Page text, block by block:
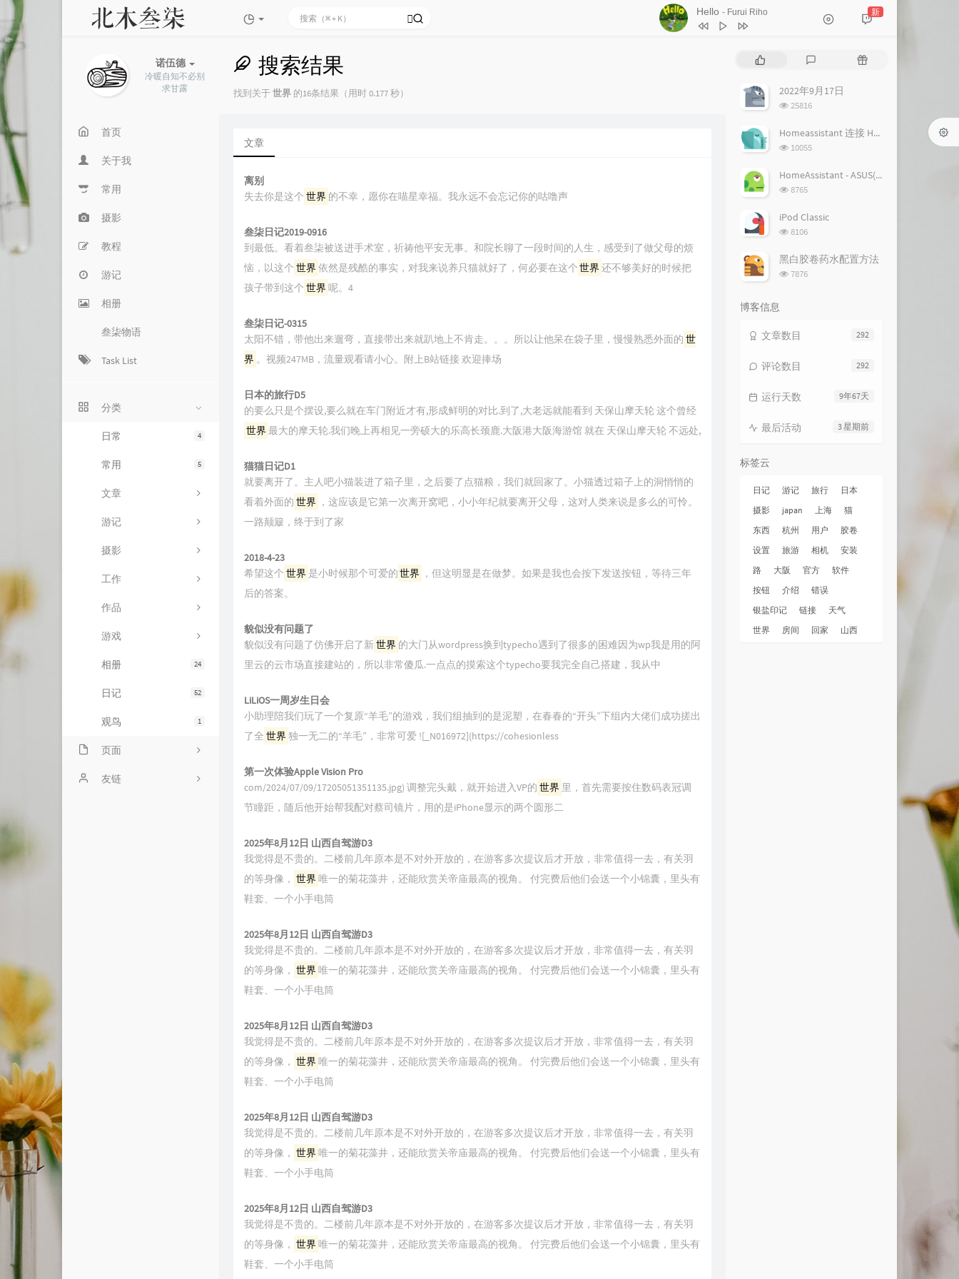
Hello - Furui Riho 新
诺伍德
冷暖自知不必别
求甘露
首页
关于我
常用
摄影
教程
游记
相册
叁柒物语
Task List
分类
4
日常
5
常用
文章
游记
摄影
工作
作品
游戏
24
相册
52
日记
1
观鸟
页面
ABOUT
友链
搜索结果
找到关于世界 的16条结果（用时 0.177 秒）
文章
离别
失去你是这个 世界 的不幸，愿你在喵星幸福。我永远不会忘记你的咕噜声
叁柒日记2019-0916
到最低。看着叁柒被送进手术室，祈祷他平安无事。和院长聊了一段时间的人生，感受到了做父母的烦
恼，以这个 世界 依然是残酷的事实，对我来说养只猫就好了，何必要在这个世界 还不够美好的时候把
孩子带到这个 世界 呢。4
叁柒日记-0315
太阳不错，带他出来遛弯，直接带出来就趴地上不肯走。。。所以让他呆在袋子里，慢慢熟悉外面的 世
界 。视频247MB，流量观看请小心。附上B站链接 欢迎捧场
日本的旅行D5
的要么只是个摆设,要么就在车门附近才有,形成鲜明的对比.到了,大老远就能看到 天保山摩天轮 这个曾经
世界 最大的摩天轮.我们晚上再相见一旁硕大的乐高长颈鹿.大阪港大阪海游馆 就在 天保山摩天轮 不远处,
猫猫日记D1
就要离开了。主人吧小猫装进了箱子里，之后要了点猫粮，我们就回家了。小猫透过箱子上的洞悄悄的
看着外面的 世界 ，这应该是它第一次离开窝吧，小小年纪就要离开父母，这对人类来说是多么的可怜。
一路颠簸，终于到了家
2018-4-23
希望这个 世界 是小时候那个可爱的世界 ，但这明显是在做梦。如果是我也会按下发送按钮，等待三年
后的答案。
貌似没有问题了
貌似没有问题了仿佛开启了新世界 的大门从wordpress换到typecho遇到了很多的困难因为wp我是用的阿
里云的云市场直接建站的，所以非常傻瓜.一点点的摸索这个typecho要我完全自己搭建，我从中
LiLiOS一周岁生日会
小助理陪我们玩了一个复原“羊毛”的游戏，我们组抽到的是泥塑，在春春的“开头”下组内大佬们成功搓出
了全 世界 独一无二的“羊毛”，非常可爱 ![_N016972](https://cohesionless
第一次体验Apple Vision Pro
com/2024/07/09/17205051351135.jpg) 调整完头戴，就开始进入VP的 世界 里，首先需要按住数码表冠调
节瞳距，随后他开始帮我配对蔡司镜片，用的是iPhone显示的两个圆形二
2025年8月12日 山西自驾游D3
我觉得是不贵的。二楼前几年原本是不对外开放的，在游客多次提议后才开放，非常值得一去，有关羽
的等身像， 世界 唯一的菊花藻井，还能欣赏关帝庙最高的视角。 付完费后他们会送一个小锦囊，里头有
鞋套、一个小手电筒
2025年8月12日 山西自驾游D3
我觉得是不贵的。二楼前几年原本是不对外开放的，在游客多次提议后才开放，非常值得一去，有关羽
的等身像， 世界 唯一的菊花藻井，还能欣赏关帝庙最高的视角。 付完费后他们会送一个小锦囊，里头有
鞋套、一个小手电筒
2025年8月12日 山西自驾游D3
我觉得是不贵的。二楼前几年原本是不对外开放的，在游客多次提议后才开放，非常值得一去，有关羽
的等身像， 世界 唯一的菊花藻井，还能欣赏关帝庙最高的视角。 付完费后他们会送一个小锦囊，里头有
鞋套、一个小手电筒
2025年8月12日 山西自驾游D3
我觉得是不贵的。二楼前几年原本是不对外开放的，在游客多次提议后才开放，非常值得一去，有关羽
的等身像， 世界 唯一的菊花藻井，还能欣赏关帝庙最高的视角。 付完费后他们会送一个小锦囊，里头有
鞋套、一个小手电筒
2025年8月12日 山西自驾游D3
我觉得是不贵的。二楼前几年原本是不对外开放的，在游客多次提议后才开放，非常值得一去，有关羽
的等身像， 世界 唯一的菊花藻井，还能欣赏关帝庙最高的视角。 付完费后他们会送一个小锦囊，里头有
鞋套、一个小手电筒
评
随
2022年9月17日
浏
次
25816
Homeassistant 连接 Homekit 方法
浏
次
10055
HomeAssistant - ASUS(梅林) 路由追踪设置
浏
次
8765
iPod Classic
浏
次
数:
8106
黑白胶卷药水配置方法
浏
7876
博客信息
292
文章数目
292
评论数目
9年67天
运行天数
3 星期前
最后活动
标签云
日记 游记 旅行
日本
摄影
japan 上海
猫
东西
杭州 用户
胶卷
设置
旅游 相机
安装
路
大阪 官方
软件
按钮
介绍
错误
银盐印记
链接
天气
世界
房间 回家 山西